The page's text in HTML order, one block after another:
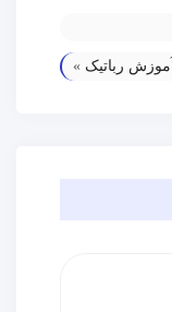
آموزش رباتیک »